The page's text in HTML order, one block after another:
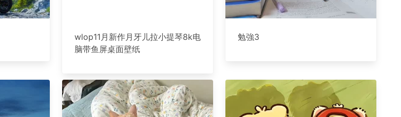
wlop11月新作月牙儿拉小提琴8k电
脑带鱼屏桌面壁纸
勉強3